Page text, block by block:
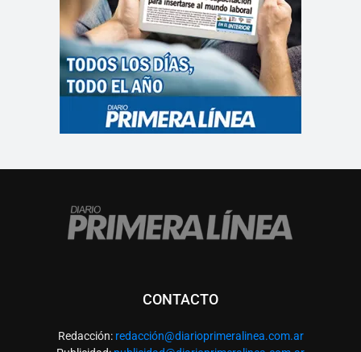
CONTACTO
Redacción: redacción@diarioprimeralinea.com.ar